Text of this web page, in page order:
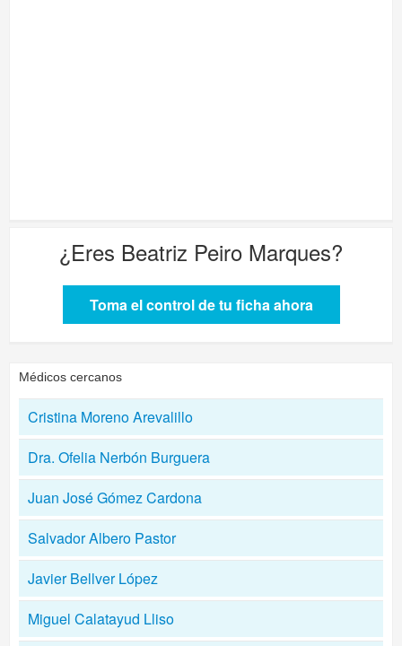
¿Eres Beatriz Peiro Marques?
Toma el control de tu ficha ahora
Médicos cercanos
Cristina Moreno Arevalillo
Dra. Ofelia Nerbón Burguera
Juan José Gómez Cardona
Salvador Albero Pastor
Javier Bellver López
Miguel Calatayud Lliso